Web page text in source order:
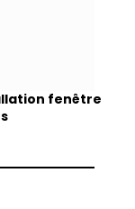
fenêtre